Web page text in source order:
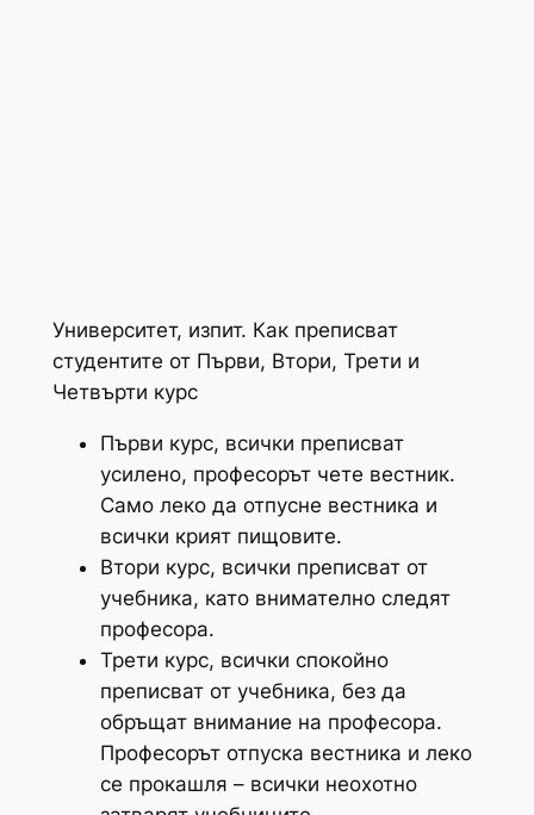
Университет, изпит. Как преписват
студентите от Първи, Втори, Трети и
Четвърти курс
Първи курс, всички преписват
усилено, професорът чете вестник.
Само леко да отпусне вестника и
всички крият пищовите.
Втори курс, всички преписват от
учебника, като внимателно следят
професора.
Трети курс, всички спокойно
преписват от учебника, без да
обръщат внимание на професора.
Професорът отпуска вестника и леко
се прокашля – всички неохотно